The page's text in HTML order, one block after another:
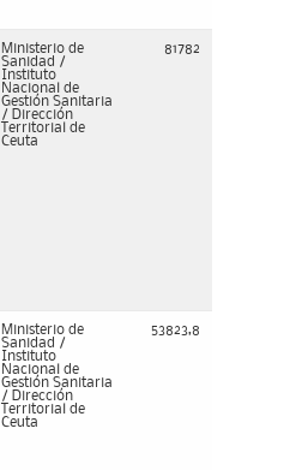
Ministerio de
Sanidad /
Instituto
Nacional de
Gestión Sanitaria
/ Dirección
Territorial de
Ceuta
81782
Ministerio de
Sanidad /
Instituto
Nacional de
Gestión Sanitaria
/ Dirección
Territorial de
Ceuta
53823,8